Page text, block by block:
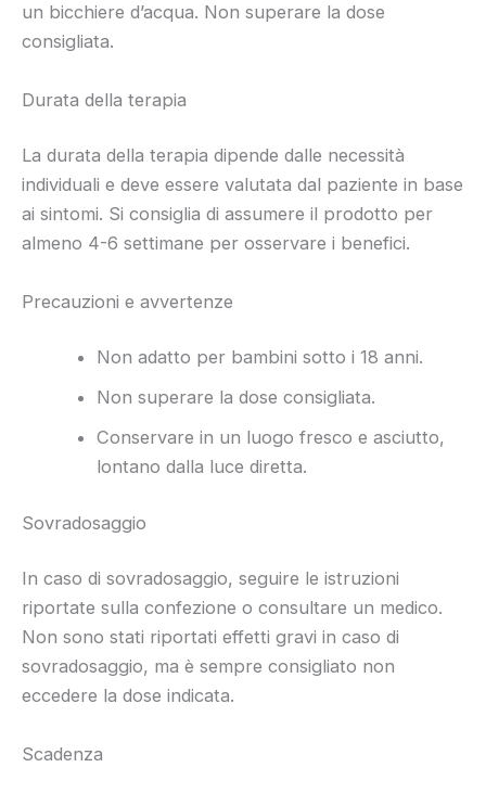
un bicchiere d’acqua. Non superare la dose
consigliata.
Durata della terapia
La durata della terapia dipende dalle necessità
individuali e deve essere valutata dal paziente in base
ai sintomi. Si consiglia di assumere il prodotto per
almeno 4-6 settimane per osservare i benefici.
Precauzioni e avvertenze
Non adatto per bambini sotto i 18 anni.
Non superare la dose consigliata.
Conservare in un luogo fresco e asciutto,
lontano dalla luce diretta.
Sovradosaggio
In caso di sovradosaggio, seguire le istruzioni
riportate sulla confezione o consultare un medico.
Non sono stati riportati effetti gravi in caso di
sovradosaggio, ma è sempre consigliato non
eccedere la dose indicata.
Scadenza